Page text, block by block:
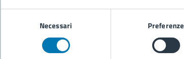
Necessari Preferenze
Problemi in città
Segnala disservizio